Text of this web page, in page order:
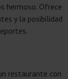
hermoso. Ofrece
y la posibilidad
restaurante con